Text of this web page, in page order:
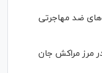
ضد مهاجرتی
اسپانیا؛ ۳۴ مهاجر در مرز مراکش جان